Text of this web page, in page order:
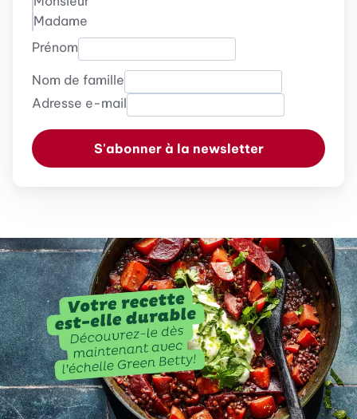
Madame
Prénom
Nom de famille
Adresse e-mail
S'abonner à la newsletter